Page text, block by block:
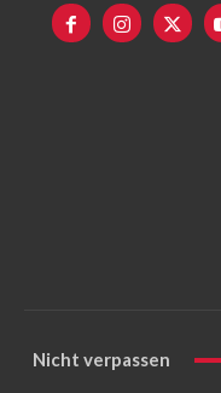
Nicht verpassen